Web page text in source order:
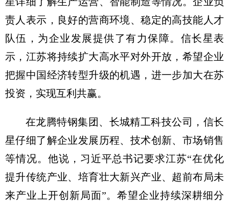
责人表示，良好的营商环境、稳定的高技能人才
队伍，为企业发展提供了有力保障。信长星表
示，江苏将持续扩大高水平对外开放，希望企业
把握中国经济转型升级的机遇，进一步加大在苏
投资，实现互利共赢。
在龙腾特钢集团、长城精工科技公司，信长
星仔细了解企业发展历程、技术创新、市场销售
等情况。他说，习近平总书记要求江苏“在优化
提升传统产业、培育壮大新兴产业、超前布局未
来产业上开创新局面”。希望企业持续深耕细分